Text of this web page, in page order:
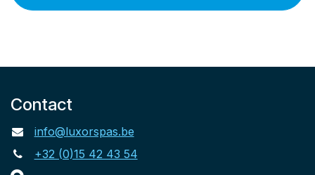
Contact
info@luxorspas.be
+32 (0)15 42 43 54